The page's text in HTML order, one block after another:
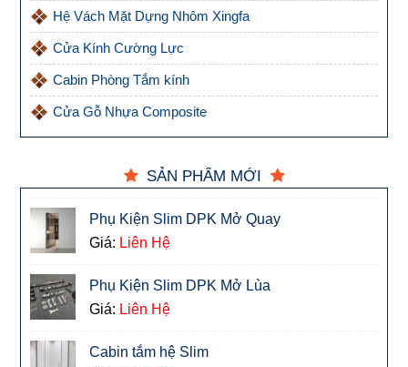
Hệ Vách Mặt Dựng Nhôm Xingfa
Cửa Kính Cường Lực
Cabin Phòng Tắm kính
Cửa Gỗ Nhựa Composite
SẢN PHẨM MỚI
Phụ Kiện Slim DPK Mở Quay
Giá: Liên Hệ
Phụ Kiện Slim DPK Mở Lùa
Giá: Liên Hệ
Cabin tắm hệ Slim